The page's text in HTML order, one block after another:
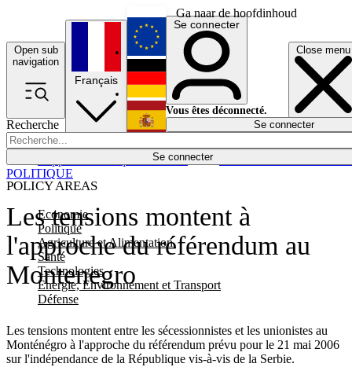
Ga naar de hoofdinhoud
Open sub
navigation
Close menu
Recherche
Se connecter
POLICY AREAS
Economie
Politique
Agriculture et Alimentation
Santé
Technologies
Energie, Environnement et Transport
Défense
Économie
Français
English
Deutsch
Español
Se connecter
Vous êtes déconnecté.
Se connecter
Les tensions montent à
l'approche du référendum au
Montenegro
Les tensions montent entre les sécessionnistes et les unionistes au
Monténégro à l'approche du référendum prévu pour le 21 mai 2006
sur l'indépendance de la République vis-à-vis de la Serbie.
POLITIQUE